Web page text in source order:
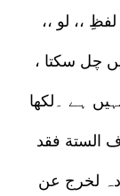
،، لو ،،
چل سکتا ،
ہے ۔لکھا
الستة فقد
لخرج عن